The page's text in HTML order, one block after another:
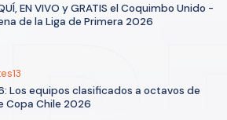
EN VIVO y GRATIS el Coquimbo Unido -
de la Liga de Primera 2026
Los equipos clasificados a octavos de
Copa Chile 2026